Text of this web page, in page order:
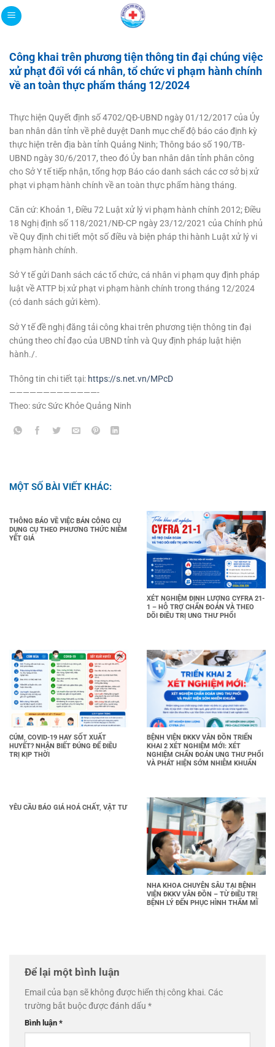
Bỏ
qua
dung
Công khai trên phương tiện thông tin đại chúng việc
xử phạt đối với cá nhân, tổ chức vi phạm hành chính
về an toàn thực phẩm tháng 12/2024
Thực hiện Quyết định số 4702/QĐ-UBND ngày 01/12/2017 của Ủy
ban nhân dân tỉnh về phê duyệt Danh mục chế độ báo cáo định kỳ
thực hiện trên địa bàn tỉnh Quảng Ninh; Thông báo số 190/TB-
UBND ngày 30/6/2017, theo đó Ủy ban nhân dân tỉnh phân công
cho Sở Y tế tiếp nhận, tổng hợp Báo cáo danh sách các cơ sở bị xử
phạt vi phạm hành chính về an toàn thực phẩm hàng tháng.
Căn cứ: Khoản 1, Điều 72 Luật xử lý vi phạm hành chính 2012; Điều
18 Nghị định số 118/2021/NĐ-CP ngày 23/12/2021 của Chính phủ
về Quy định chi tiết một số điều và biện pháp thi hành Luật xử lý vi
phạm hành chính.
Sở Y tế gửi Danh sách các tổ chức, cá nhân vi phạm quy định pháp
luật về ATTP bị xử phạt vi phạm hành chính trong tháng 12/2024
(có danh sách gửi kèm).
Sở Y tế đề nghị đăng tải công khai trên phương tiện thông tin đại
chúng theo chỉ đạo của UBND tỉnh và Quy định pháp luật hiện
hành./.
Thông tin chi tiết tại: https://s.net.vn/MPcD
—————————————-
Theo: sứcSức Khỏe Quảng Ninh
MỘT SỐ BÀI VIẾT KHÁC:
THÔNG BÁO VỀ VIỆC BÁN CÔNG CỤ
DỤNG CỤ THEO PHƯƠNG THỨC NIÊM
YẾT GIÁ
XÉT NGHIỆM ĐỊNH LƯỢNG CYFRA 21-
1 – HỖ TRỢ CHẨN ĐOÁN VÀ THEO
DÕI ĐIỀU TRỊ UNG THƯ PHỔI
CÚM, COVID-19 HAY SỐT XUẤT
HUYẾT? NHẬN BIẾT ĐÚNG ĐỂ ĐIỀU
TRỊ KỊP THỜI
BỆNH VIỆN ĐKKV VÂN ĐỒN TRIỂN
KHAI 2 XÉT NGHIỆM MỚI: XÉT
NGHIỆM CHẨN ĐOÁN UNG THƯ PHỔI
VÀ PHÁT HIỆN SỚM NHIỄM KHUẨN
YÊU CẦU BÁO GIÁ HOÁ CHẤT, VẬT TƯ
NHA KHOA CHUYÊN SÂU TẠI BỆNH
VIỆN ĐKKV VÂN ĐỒN – TỪ ĐIỀU TRỊ
BỆNH LÝ ĐẾN PHỤC HÌNH THẨM MĨ
Để lại một bình luận
Email của bạn sẽ không được hiển thị công khai. Các
trường bắt buộc được đánh dấu *
Bình luận *